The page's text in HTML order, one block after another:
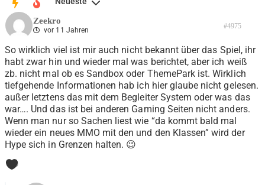
Zeekro
vor 11 Jahren #4975
So wirklich viel ist mir auch nicht bekannt über das Spiel, ihr
habt zwar hin und wieder mal was berichtet, aber ich weiß
zb. nicht mal ob es Sandbox oder ThemePark ist. Wirklich
tiefgehende Informationen hab ich hier glaube nicht gelesen.
außer letztens das mit dem Begleiter System oder was das
war…. Und das ist bei anderen Gaming Seiten nicht anders.
Wenn man nur so Sachen liest wie “da kommt bald mal
wieder ein neues MMO mit den und den Klassen” wird der
Hype sich in Grenzen halten. 😉
0